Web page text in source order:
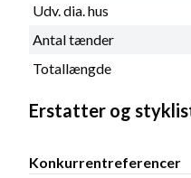
Udv. dia. hus
Antal tænder
Totallængde
Erstatter og
Konkurrentreferencer